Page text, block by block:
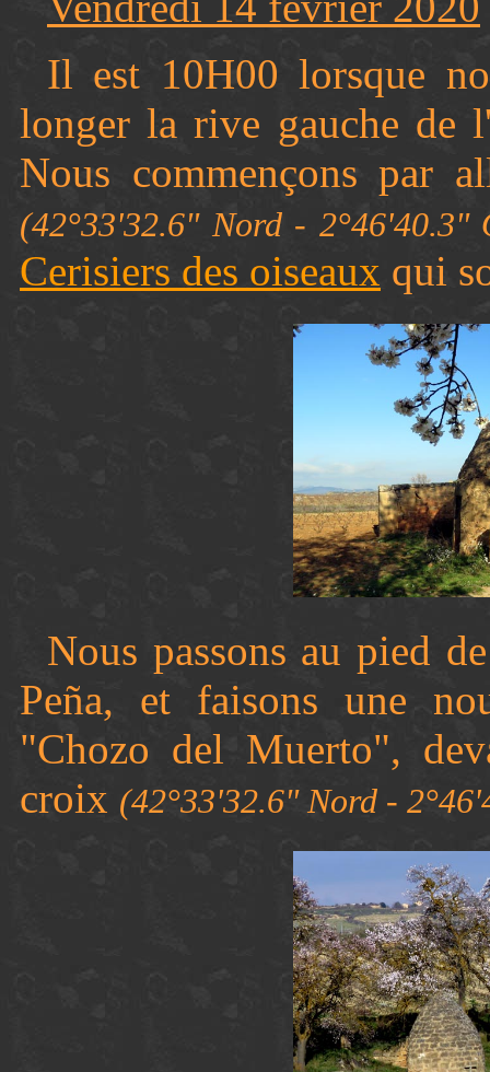
Il est 10H00 lorsque
longer la rive gauche de l
Nous commençons par
(42°33'32.6" Nord - 2°46'40.3"
Cerisiers des oiseaux qui
Nous passons au pied
Peña, et faisons une
"Chozo del Muerto",
croix (42°33'32.6" Nord -